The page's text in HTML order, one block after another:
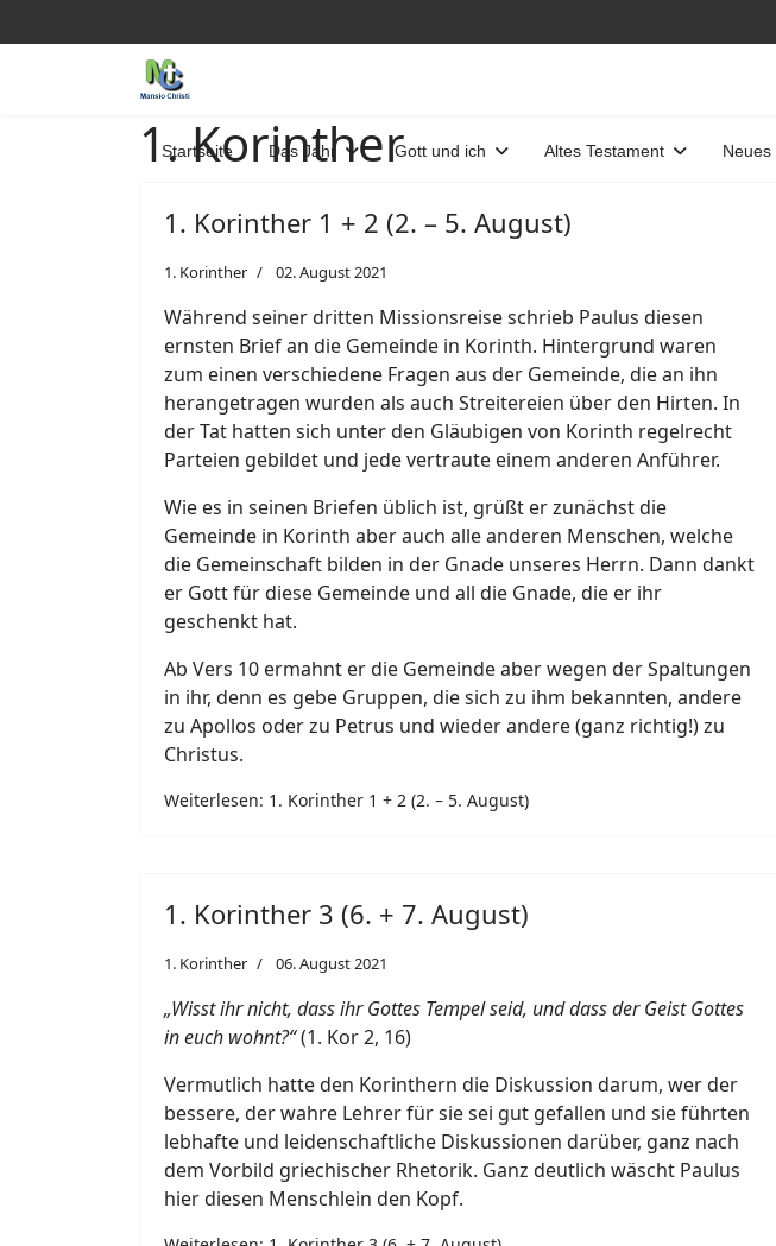
Startseite Das Jahr Gott und ich Altes Testament Neues
1. Korinther
1. Korinther 1 + 2 (2. – 5. August)
1. Korinther 02. August 2021
Während seiner dritten Missionsreise schrieb Paulus diesen
ernsten Brief an die Gemeinde in Korinth. Hintergrund waren
zum einen verschiedene Fragen aus der Gemeinde, die an ihn
herangetragen wurden als auch Streitereien über den Hirten. In
der Tat hatten sich unter den Gläubigen von Korinth regelrecht
Parteien gebildet und jede vertraute einem anderen Anführer.
Wie es in seinen Briefen üblich ist, grüßt er zunächst die
Gemeinde in Korinth aber auch alle anderen Menschen, welche
die Gemeinschaft bilden in der Gnade unseres Herrn. Dann dankt
er Gott für diese Gemeinde und all die Gnade, die er ihr
geschenkt hat.
Ab Vers 10 ermahnt er die Gemeinde aber wegen der Spaltungen
in ihr, denn es gebe Gruppen, die sich zu ihm bekannten, andere
zu Apollos oder zu Petrus und wieder andere (ganz richtig!) zu
Christus.
Weiterlesen: 1. Korinther 1 + 2 (2. – 5. August)
1. Korinther 3 (6. + 7. August)
1. Korinther 06. August 2021
„Wisst ihr nicht, dass ihr Gottes Tempel seid, und dass der Geist Gottes
in euch wohnt?“(1. Kor 2, 16)
Vermutlich hatte den Korinthern die Diskussion darum, wer der
bessere, der wahre Lehrer für sie sei gut gefallen und sie führten
lebhafte und leidenschaftliche Diskussionen darüber, ganz nach
dem Vorbild griechischer Rhetorik. Ganz deutlich wäscht Paulus
hier diesen Menschlein den Kopf.